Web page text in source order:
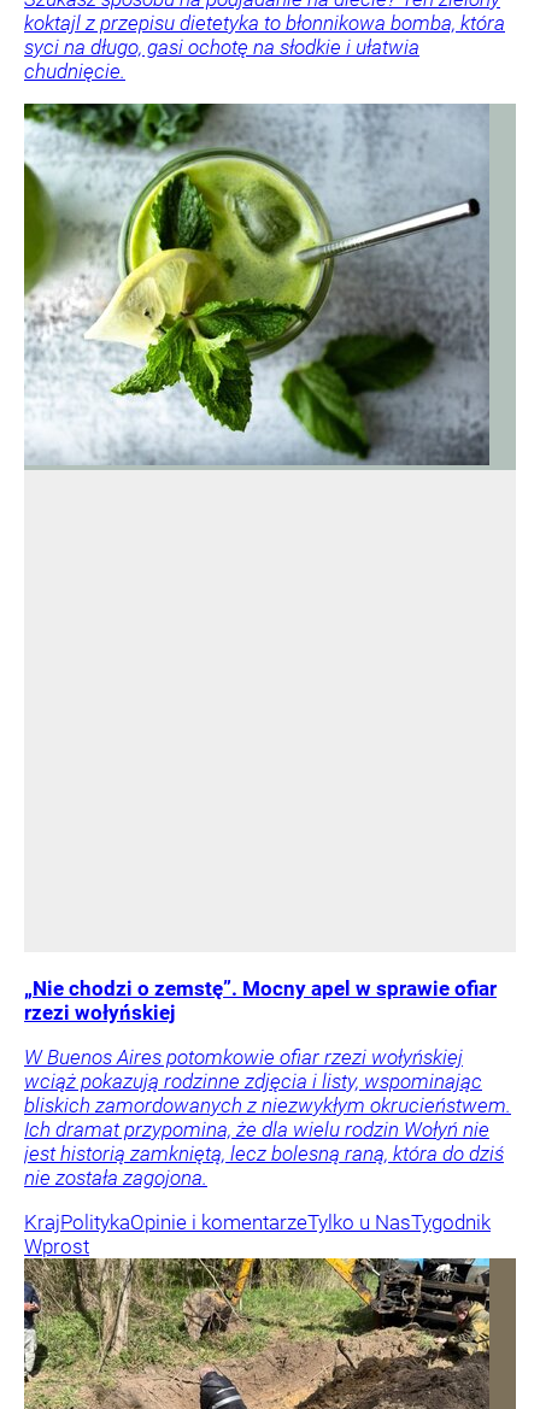
koktajl z przepisu dietetyka to błonnikowa bomba, która
syci na długo, gasi ochotę na słodkie i ułatwia
chudnięcie.
„Nie chodzi o zemstę”. Mocny apel w sprawie ofiar
rzezi wołyńskiej
W Buenos Aires potomkowie ofiar rzezi wołyńskiej
wciąż pokazują rodzinne zdjęcia i listy, wspominając
bliskich zamordowanych z niezwykłym okrucieństwem.
Ich dramat przypomina, że dla wielu rodzin Wołyń nie
jest historią zamkniętą, lecz bolesną raną, która do dziś
nie została zagojona.
KrajPolitykaOpinie i komentarzeTylko u NasTygodnik
Wprost